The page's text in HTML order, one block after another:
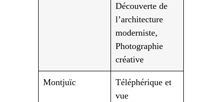
Découverte de
l’architecture
moderniste,
Photographie
créative
Montjuïc
Téléphérique et
vue